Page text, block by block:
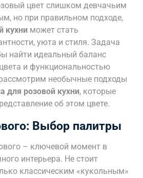
цвет слишком девчачьим
но при правильном подходе,
кухни может стать
уюта и стиля. Задача
найти идеальный баланс
и функциональностью
необычные подходы
для розовой кухни, которые
об этом цвете.
Выбор палитры
– ключевой момент в
интерьера. Не стоит
классическим «кукольным»